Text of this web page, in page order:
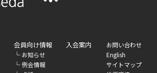
会員向け情報
└ お知らせ
└例会情報
入会案内
お問い合わせ
English
サイトマップ